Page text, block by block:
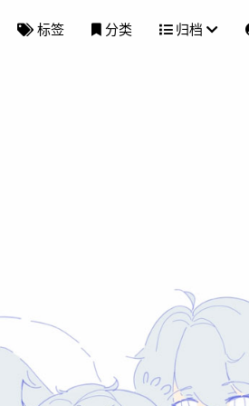
标签 分类 归档